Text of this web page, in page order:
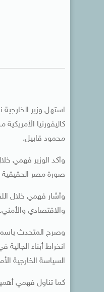
استهل وزير
كاليفورنيا
محمود قابيل.
وأكد الوزير فهمي
صورة مصر الحقيقية
وأشار فهمي خلال
والاقتصادي والأمني.
وصرح المتحدث باسم
انخراط أبناء
السياسة الخارجية
كما تناول فهمي